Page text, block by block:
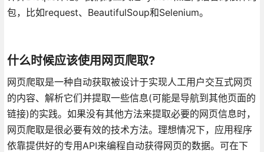
包，比如request、BeautifulSoup和Selenium。
什么时候应该使用网页爬取?
网页爬取是一种自动获取被设计于实现人工用户交互式网页
的内容、解析它们并提取一些信息(可能是导航到其他页面的
链接)的实践。如果没有其他方法来提取必要的网页信息时，
网页爬取是很必要有效的技术方法。理想情况下，应用程序
依靠提供好的专用API来编程自动获得网页的数据。可在下